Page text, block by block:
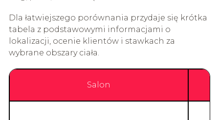
Dla łatwiejszego porównania przydaje się krótka
tabela z podstawowymi informacjami o
lokalizacji, ocenie klientów i stawkach za
wybrane obszary ciała.
Salon